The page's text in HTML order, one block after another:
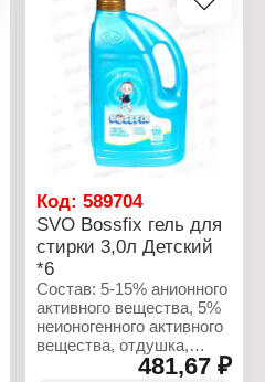
Код:589704
SVO Bossfix гель для
стирки 3,0л Детский
*6
Состав: 5-15% анионного
активного вещества, 5%
неионогенного активного
вещества, отдушка,
481,67 ₽